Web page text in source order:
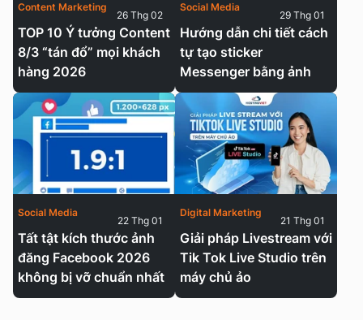
TOP 10 Ý tưởng Content
8/3 “tán đổ” mọi khách
hàng 2026
Content Marketing
26 Thg 02
Hướng dẫn chi tiết cách
tự tạo sticker
Messenger bằng ảnh
Social Media
29 Thg 01
Tất tật kích thước ảnh
đăng Facebook 2026
không bị vỡ chuẩn nhất
Social Media
22 Thg 01
Giải pháp Livestream với
Tik Tok Live Studio trên
máy chủ ảo
Digital Marketing
21 Thg 01